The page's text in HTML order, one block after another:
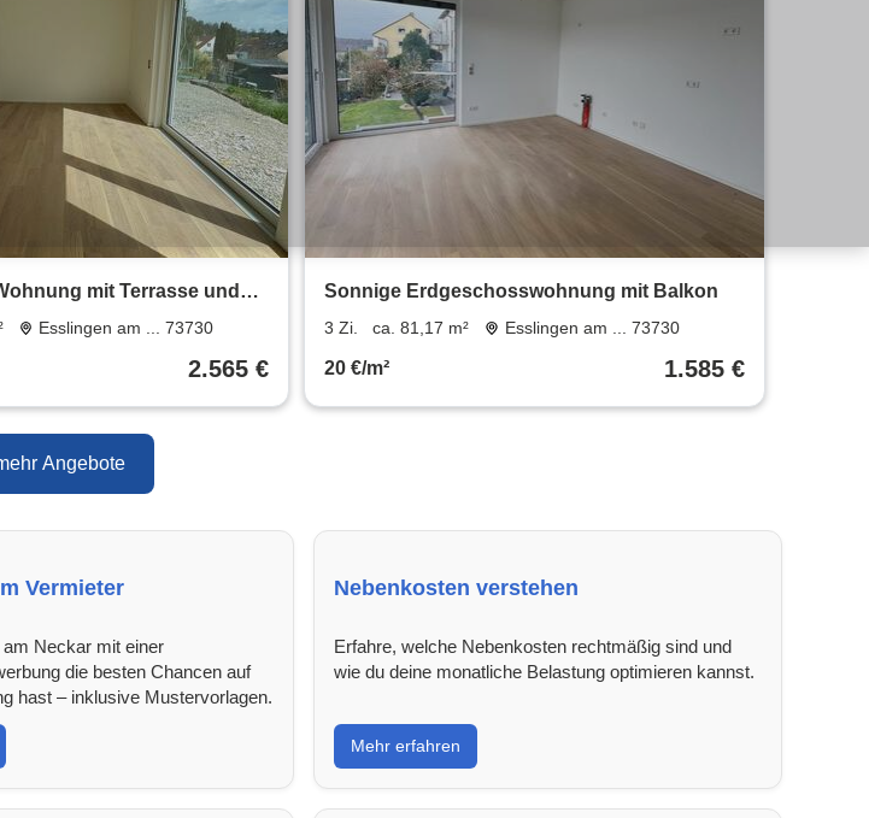
mit Terrasse und
Esslingen am ... 73730
2.565 €
Sonnige Erdgeschosswohnung mit Balkon
3 Zi. ca. 81,17 m² Esslingen am ... 73730
20 €/m² 1.585 €
Angebote
Vermieter
Neckar mit einer
die besten Chancen auf
hast – inklusive Mustervorlagen.
Nebenkosten verstehen
Erfahre, welche Nebenkosten rechtmäßig sind und
wie du deine monatliche Belastung optimieren kannst.
Mehr erfahren